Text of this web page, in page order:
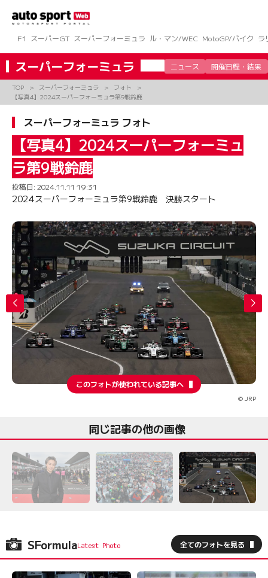
ツ
へ
ス
キ
プ
F1 スーパーGT スーパーフォーミュラ ル・マン/WEC MotoGP/バイク ラ
スーパーフォーミュラ ニュース 開催日程・結果
TOP スーパーフォーミュラ
フォト
【写真4】2024スーパーフォーミュラ第9戦鈴鹿
スーパーフォーミュラ フォト
【写真4】2024スーパーフォーミュ
ラ第9戦鈴鹿
投稿日: 2024.11.11 19:31
2024スーパーフォーミュラ第9戦鈴鹿 決勝スタート
このフォトが使われている記事へ
© JRP
同じ記事の他の画像
SFormula 全てのフォトを見る